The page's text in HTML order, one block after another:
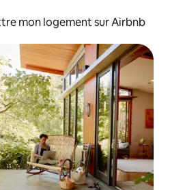
mon logement sur Airbnb